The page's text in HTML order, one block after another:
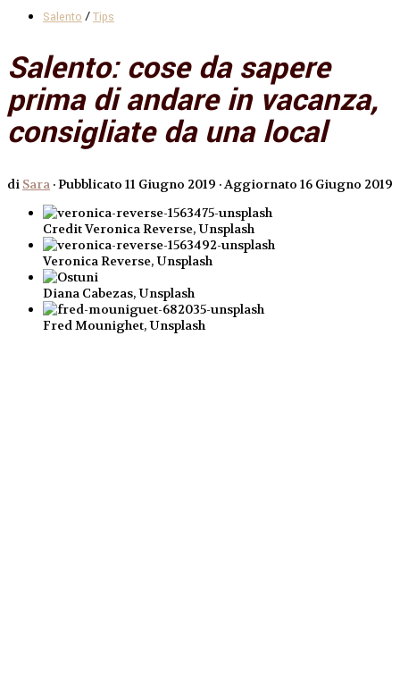
Salento /Tips
Salento: cose da sapere
prima di andare in vacanza,
consigliate da una local
di Sara · Pubblicato 11 Giugno 2019 · Aggiornato 16 Giugno 2019
Credit Veronica Reverse, Unsplash
Veronica Reverse, Unsplash
Diana Cabezas, Unsplash
Fred Mounighet, Unsplash